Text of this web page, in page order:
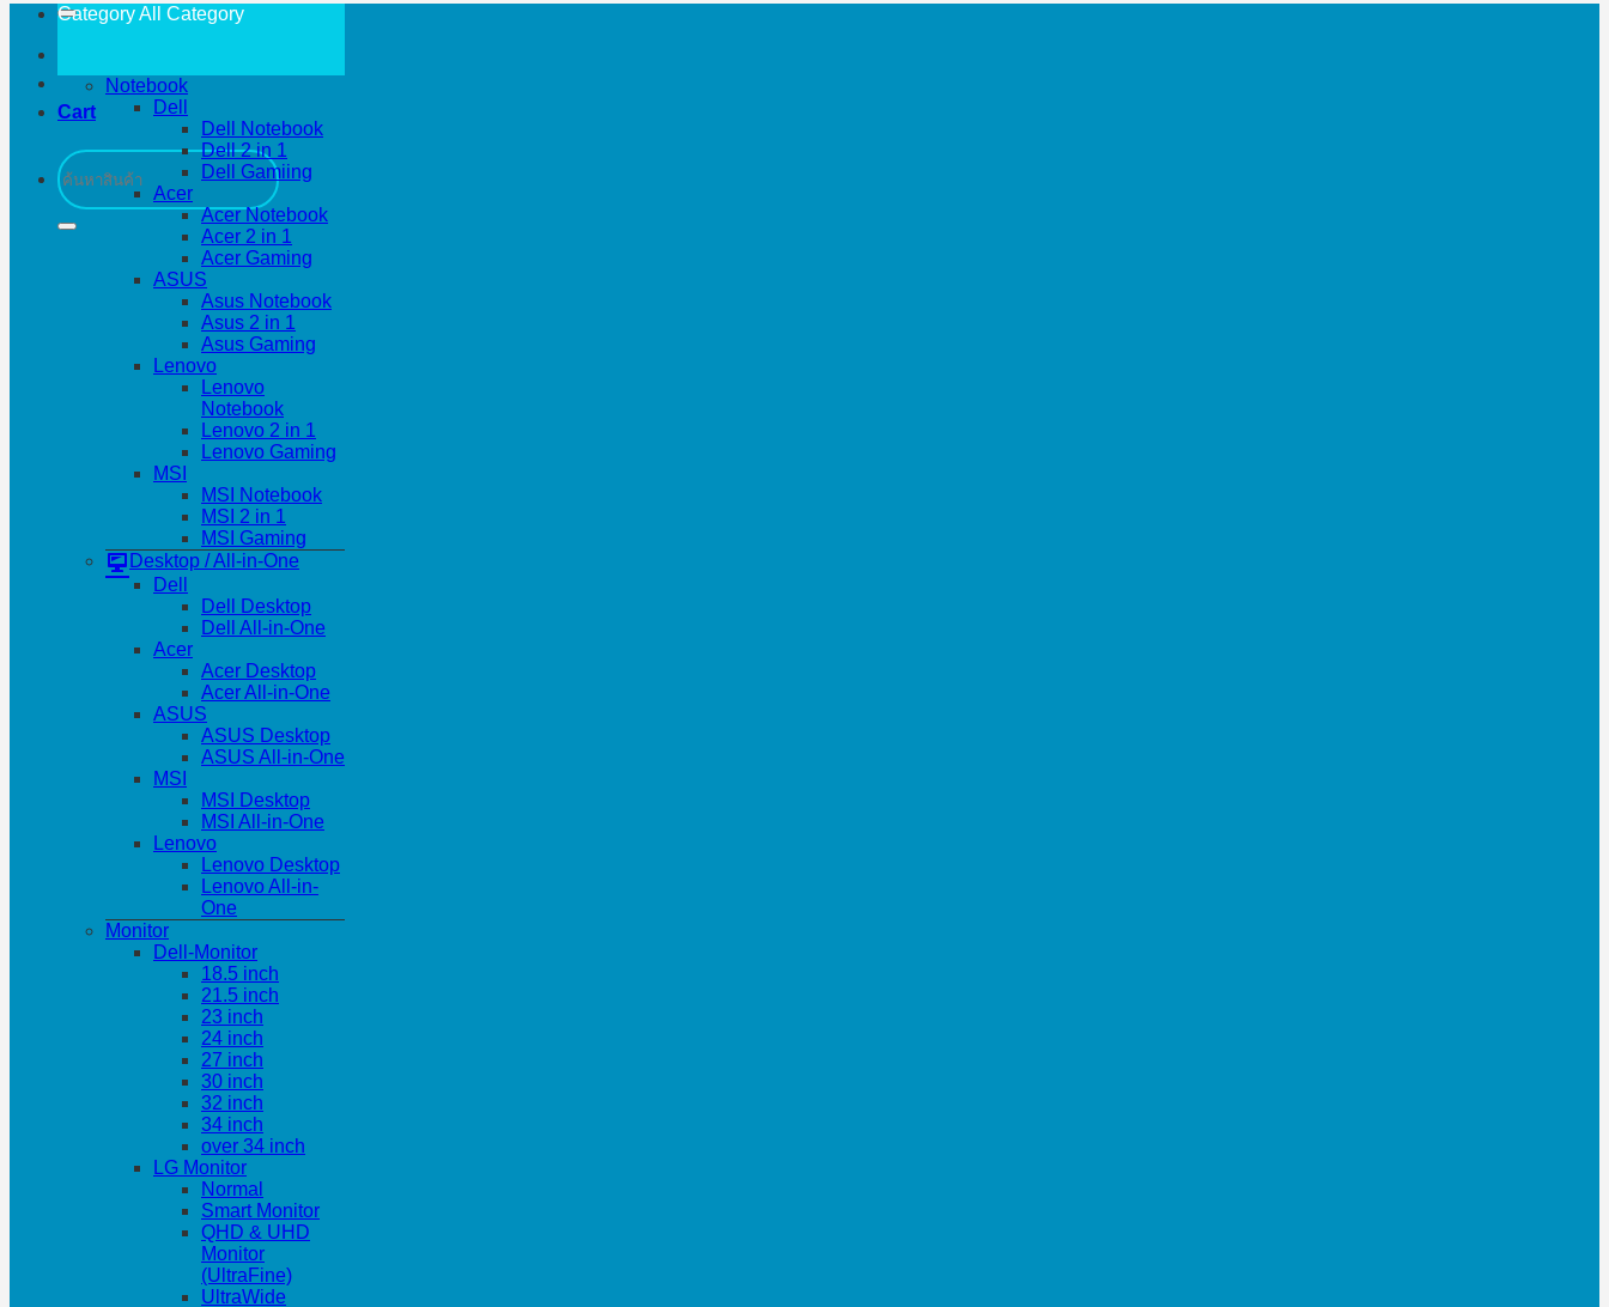
Cart
Search
for:
Category All Category
Notebook
Dell
Dell Notebook
Dell 2 in 1
Dell Gamiing
Acer
Acer Notebook
Acer 2 in 1
Acer Gaming
ASUS
Asus Notebook
Asus 2 in 1
Asus Gaming
Lenovo
Lenovo
Notebook
Lenovo 2 in 1
Lenovo Gaming
MSI
MSI Notebook
MSI 2 in 1
MSI Gaming
Desktop / All-in-One
Dell
Dell Desktop
Dell All-in-One
Acer
Acer Desktop
Acer All-in-One
ASUS
ASUS Desktop
ASUS All-in-One
MSI
MSI Desktop
MSI All-in-One
Lenovo
Lenovo Desktop
Lenovo All-in-
One
Monitor
Dell-Monitor
18.5 inch
21.5 inch
23 inch
24 inch
27 inch
30 inch
32 inch
34 inch
over 34 inch
LG Monitor
Normal
Smart Monitor
QHD & UHD
Monitor
(UltraFine)
UltraWide